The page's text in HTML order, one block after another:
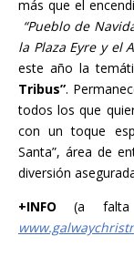
más que el
“Pueblo de
la Plaza Eyre y el
este año la
Tribus”.
todos los que
con un toque
Santa”, área de
diversión
+INFO (a falta